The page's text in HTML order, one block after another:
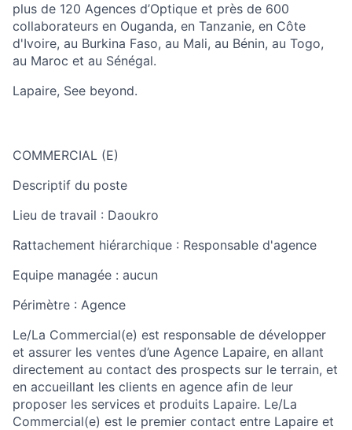
plus de 120 Agences d’Optique et près de 600
collaborateurs en Ouganda, en Tanzanie, en Côte
d'Ivoire, au Burkina Faso, au Mali, au Bénin, au Togo,
au Maroc et au Sénégal.
Lapaire, See beyond.
COMMERCIAL (E)
Descriptif du poste
Lieu de travail : Daoukro
Rattachement hiérarchique : Responsable d'agence
Equipe managée : aucun
Périmètre : Agence
Le/La Commercial(e) est responsable de développer
et assurer les ventes d’une Agence Lapaire, en allant
directement au contact des prospects sur le terrain, et
en accueillant les clients en agence afin de leur
proposer les services et produits Lapaire. Le/La
Commercial(e) est le premier contact entre Lapaire et